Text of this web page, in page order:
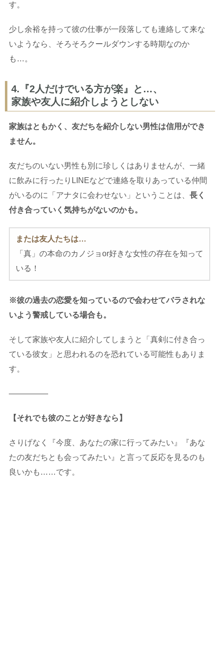
す。
少し余裕を持って彼の仕事が一段落しても連絡して来な
いようなら、そろそろクールダウンする時期なのか
も…。
4.『2人だけでいる方が楽』と…、
家族や友人に紹介しようとしない
家族はともかく、友だちを紹介しない男性は信用ができ
ません。
友だちのいない男性も別に珍しくはありませんが、一緒
に飲みに行ったりLINEなどで連絡を取りあっている仲間
がいるのに「アナタに会わせない」ということは、 長く
付き合っていく気持ちがないのかも。
または友人たちは…
「真」の本命のカノジョor好きな女性の存在を知って
いる！
※彼の過去の恋愛を知っているので会わせてバラされな
いよう警戒している場合も。
そして家族や友人に紹介してしまうと「真剣に付き合っ
ている彼女」と思われるのを恐れている可能性もありま
す。
—————
【それでも彼のことが好きなら】
さりげなく『今度、あなたの家に行ってみたい』『あな
たの友だちとも会ってみたい』と言って反応を見るのも
良いかも……です。